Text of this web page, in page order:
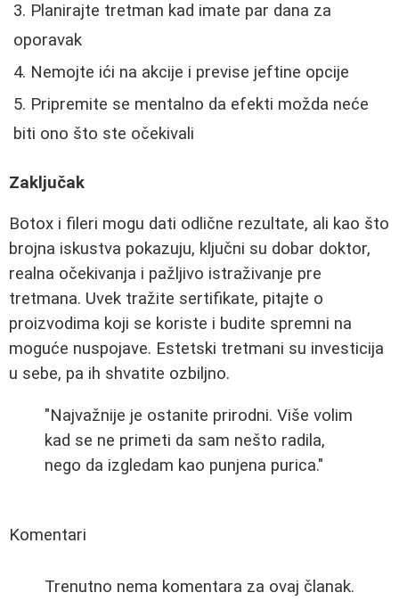
Planirajte tretman kad imate par dana za
oporavak
Nemojte ići na akcije i previse jeftine opcije
Pripremite se mentalno da efekti možda neće
biti ono što ste očekivali
Zaključak
Botox i fileri mogu dati odlične rezultate, ali kao što
brojna iskustva pokazuju, ključni su dobar doktor,
realna očekivanja i pažljivo istraživanje pre
tretmana. Uvek tražite sertifikate, pitajte o
proizvodima koji se koriste i budite spremni na
moguće nuspojave. Estetski tretmani su investicija
u sebe, pa ih shvatite ozbiljno.
"Najvažnije je ostanite prirodni. Više volim
kad se ne primeti da sam nešto radila,
nego da izgledam kao punjena purica."
Komentari
Trenutno nema komentara za ovaj članak.